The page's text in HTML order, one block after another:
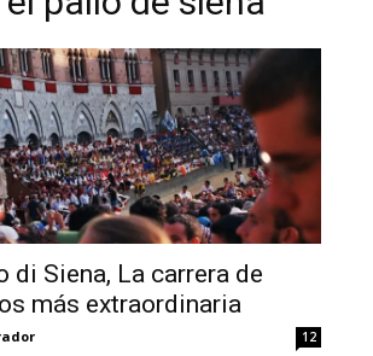
di Siena, La carrera de
más extraordinaria
12